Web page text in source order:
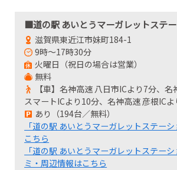
■道の駅 あいとうマーガレットステ
滋賀県東近江市妹町184-1
9時～17時30分
火曜日（祝日の場合は営業）
無料
【車】名神高速 八日市ICより7分、
スマートICより10分、名神高速 彦根IC
あり（194台／無料）
「道の駅 あいとうマーガレットステー
こちら
「道の駅 あいとうマーガレットステー
ミ・周辺情報はこちら